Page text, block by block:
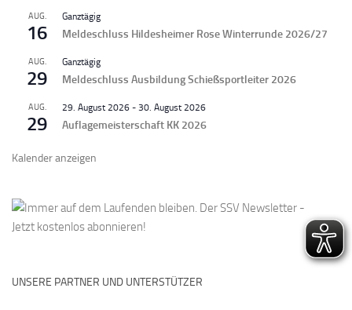
AUG.
16
Ganztägig
Meldeschluss Hildesheimer Rose Winterrunde 2026/27
AUG.
29
Ganztägig
Meldeschluss Ausbildung Schießsportleiter 2026
AUG.
29
29. August 2026 - 30. August 2026
Auflagemeisterschaft KK 2026
Kalender anzeigen
UNSERE PARTNER UND UNTERSTÜTZER